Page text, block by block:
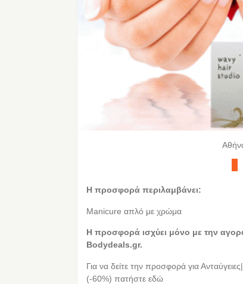
Η προσφορά περιλαμβάνει:
Manicure απλό με χρώμα
Η προσφορά ισχύει μόνο με την
Bodydeals.gr.
Για να δείτε την προσφορά για
(-60%) πατήστε εδώ